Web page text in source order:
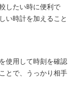
したい時に便利で
い時計を加えること
使用して時刻を確認
とで、うっかり相手